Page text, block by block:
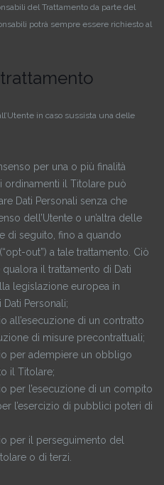
del Trattamento da parte del
potrà sempre essere richiesto al
in caso sussista una delle
per una o più finalità
ordinamenti il Titolare può
Dati Personali senza che
dell’Utente o un’altra delle
di seguito, fino a quando
out”) a tale trattamento. Ciò
il trattamento di Dati
legislazione europea in
Personali;
all’esecuzione di un contratto
di misure precontrattuali;
per adempiere un obbligo
il Titolare;
per l’esecuzione di un compito
l’esercizio di pubblici poteri di
per il perseguimento del
o di terzi.